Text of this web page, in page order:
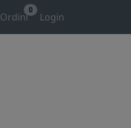
Ordini
0
Login